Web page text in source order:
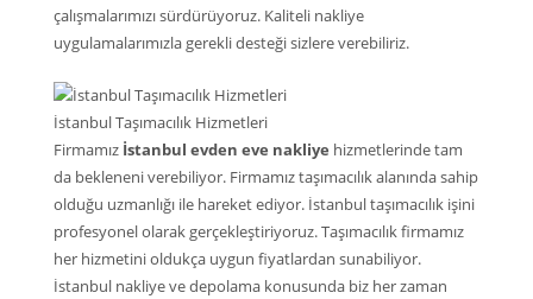
çalışmalarımızı sürdürüyoruz. Kaliteli nakliye
uygulamalarımızla gerekli desteği sizlere verebiliriz.
İstanbul Taşımacılık Hizmetleri
Firmamız İstanbul evden eve nakliye hizmetlerinde tam
da bekleneni verebiliyor. Firmamız taşımacılık alanında sahip
olduğu uzmanlığı ile hareket ediyor. İstanbul taşımacılık işini
profesyonel olarak gerçekleştiriyoruz. Taşımacılık firmamız
her hizmetini oldukça uygun fiyatlardan sunabiliyor.
İstanbul nakliye ve depolama konusunda biz her zaman